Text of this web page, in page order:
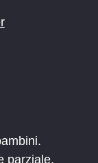
parziale.